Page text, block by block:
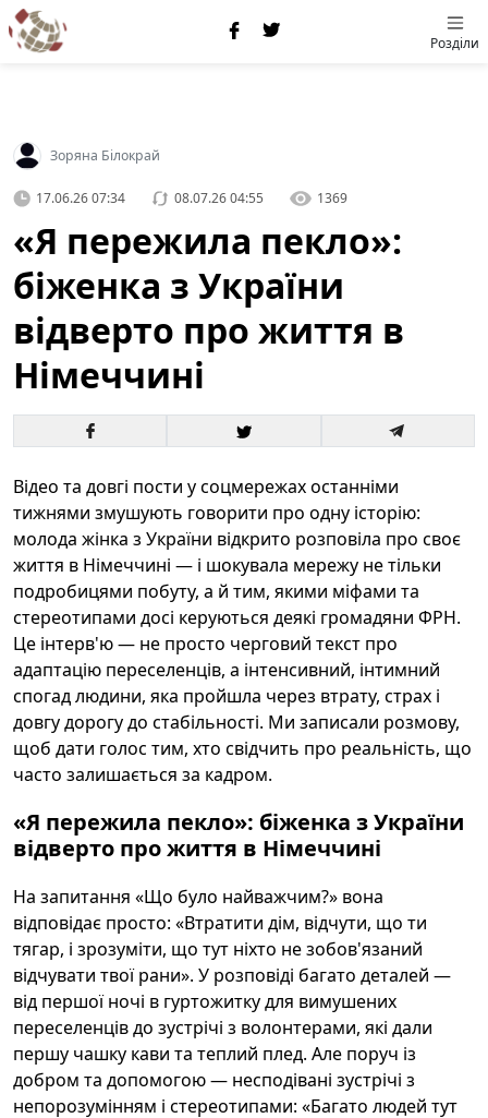
Розділи
Зоряна Білокрай
17.06.26 07:34 08.07.26 04:55 1369
«Я пережила пекло»:
біженка з України
відверто про життя в
Німеччині
Відео та довгі пости у соцмережах останніми
тижнями змушують говорити про одну історію:
молода жінка з України відкрито розповіла про своє
життя в Німеччині — і шокувала мережу не тільки
подробицями побуту, а й тим, якими міфами та
стереотипами досі керуються деякі громадяни ФРН.
Це інтерв'ю — не просто черговий текст про
адаптацію переселенців, а інтенсивний, інтимний
спогад людини, яка пройшла через втрату, страх і
довгу дорогу до стабільності. Ми записали розмову,
щоб дати голос тим, хто свідчить про реальність, що
часто залишається за кадром.
«Я пережила пекло»: біженка з України
відверто про життя в Німеччині
На запитання «Що було найважчим?» вона
відповідає просто: «Втратити дім, відчути, що ти
тягар, і зрозуміти, що тут ніхто не зобов'язаний
відчувати твої рани». У розповіді багато деталей —
від першої ночі в гуртожитку для вимушених
переселенців до зустрічі з волонтерами, які дали
першу чашку кави та теплий плед. Але поруч із
добром та допомогою — несподівані зустрічі з
непорозумінням і стереотипами: «Багато людей тут